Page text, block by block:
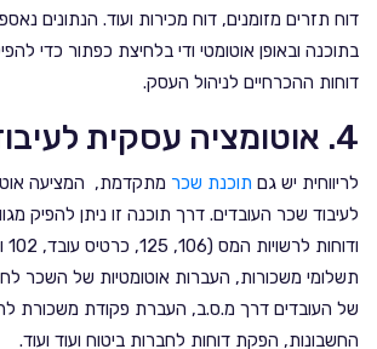
דוח תזרים מזומנים, דוח מכירות ועוד. הנתונים
בתוכנה ובאופן אוטומטי ודי בלחיצת כפתור כדי
דוחות ההכרחיים לניהול העסק.
4. אוטומציה עסקית לעיבוד שכר:
לריווחית יש גם תוכנת שכר מתקדמת, המציעה
לעיבוד שכר העובדים. דרך תוכנה זו ניתן להפיק
תשלומי משכורות, העברות אוטומטיות של השכר
של העובדים דרך מ.ס.ב, העברת פקודת משכורת
החשבונות, הפקת דוחות לחברות ביטוח ועוד ועוד.